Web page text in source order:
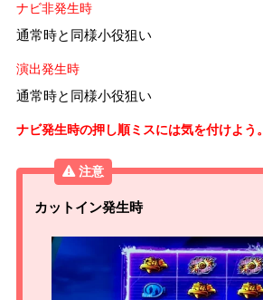
ナビ非発生時
通常時と同様小役狙い
演出発生時
通常時と同様小役狙い
ナビ発生時の押し順ミスには気を付けよう。
カットイン発生時